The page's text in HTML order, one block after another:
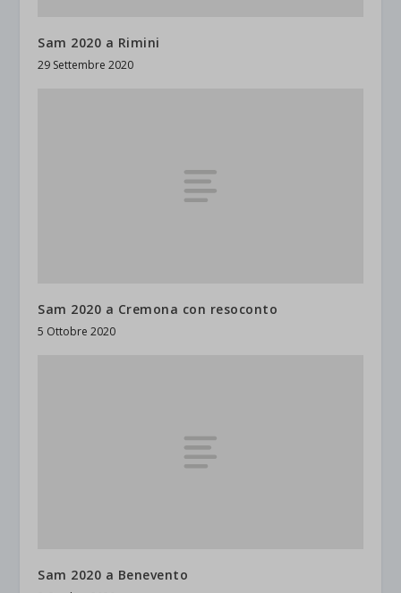
Sam 2020 a Rimini
29 Settembre 2020
Sam 2020 a Cremona con resoconto
5 Ottobre 2020
Sam 2020 a Benevento